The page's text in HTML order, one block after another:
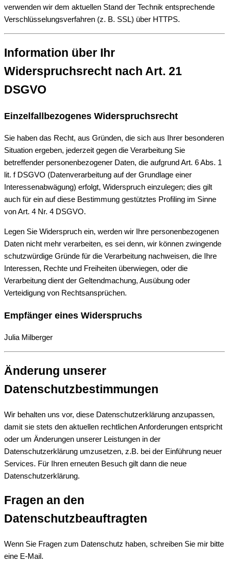
verwenden wir dem aktuellen Stand der Technik entsprechende
Verschlüsselungsverfahren (z. B. SSL) über HTTPS.
Information über Ihr
Widerspruchsrecht nach Art. 21
DSGVO
Einzelfallbezogenes Widerspruchsrecht
Sie haben das Recht, aus Gründen, die sich aus Ihrer besonderen
Situation ergeben, jederzeit gegen die Verarbeitung Sie
betreffender personenbezogener Daten, die aufgrund Art. 6 Abs. 1
lit. f DSGVO (Datenverarbeitung auf der Grundlage einer
Interessenabwägung) erfolgt, Widerspruch einzulegen; dies gilt
auch für ein auf diese Bestimmung gestütztes Profiling im Sinne
von Art. 4 Nr. 4 DSGVO.
Legen Sie Widerspruch ein, werden wir Ihre personenbezogenen
Daten nicht mehr verarbeiten, es sei denn, wir können zwingende
schutzwürdige Gründe für die Verarbeitung nachweisen, die Ihre
Interessen, Rechte und Freiheiten überwiegen, oder die
Verarbeitung dient der Geltendmachung, Ausübung oder
Verteidigung von Rechtsansprüchen.
Empfänger eines Widerspruchs
Julia Milberger
Änderung unserer
Datenschutzbestimmungen
Wir behalten uns vor, diese Datenschutzerklärung anzupassen,
damit sie stets den aktuellen rechtlichen Anforderungen entspricht
oder um Änderungen unserer Leistungen in der
Datenschutzerklärung umzusetzen, z.B. bei der Einführung neuer
Services. Für Ihren erneuten Besuch gilt dann die neue
Datenschutzerklärung.
Fragen an den
Datenschutzbeauftragten
Wenn Sie Fragen zum Datenschutz haben, schreiben Sie mir bitte
eine E-Mail.